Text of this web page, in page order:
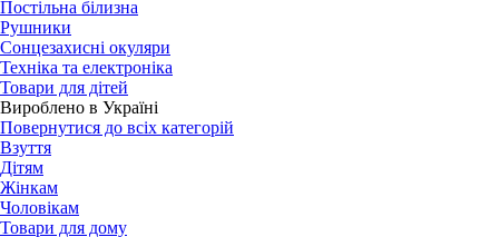
Постільна білизна
Рушники
Сонцезахисні окуляри
Техніка та електроніка
Товари для дітей
Вироблено в Україні
Повернутися до всіх категорій
Взуття
Дітям
Жінкам
Чоловікам
Товари для дому